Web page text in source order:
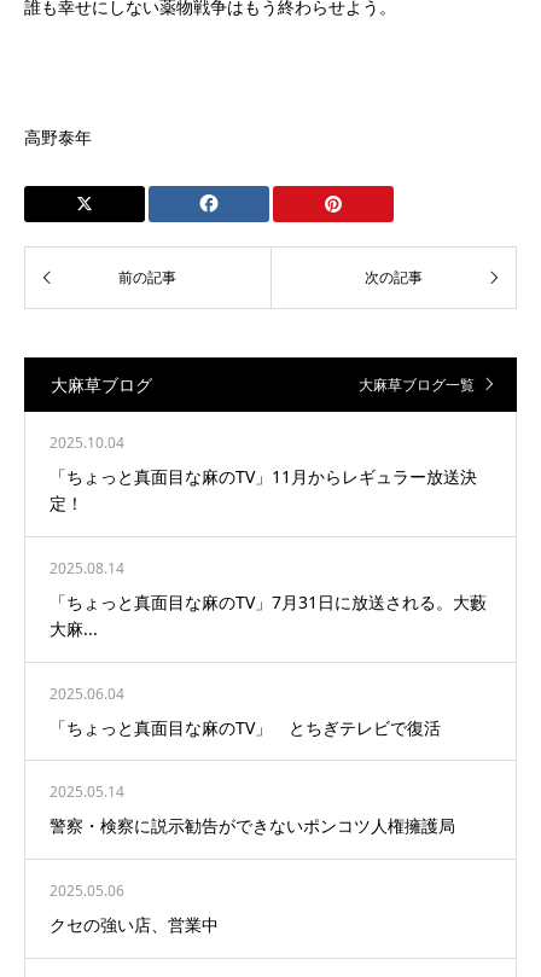
誰も幸せにしない薬物戦争はもう終わらせよう。
高野泰年
大麻草ブログ 大麻草ブログ一覧
2025.10.04
「ちょっと真面目な麻のTV」11月からレギュラー放送決
定！
2025.08.14
「ちょっと真面目な麻のTV」7月31日に放送される。大藪
大麻...
2025.06.04
「ちょっと真面目な麻のTV」 とちぎテレビで復活
2025.05.14
警察・検察に説示勧告ができないポンコツ人権擁護局
2025.05.06
クセの強い店、営業中